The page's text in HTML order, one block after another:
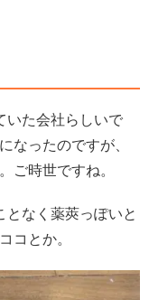
いた会社らしいで
なったのですが、
ご時世ですね。
となく薬莢っぽいと
コとか。